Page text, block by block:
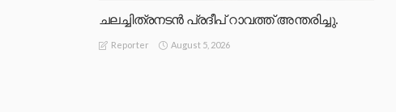
ചലച്ചിത്രനടൻ പ്രദീപ് റാവത്ത് അന്തരിച്ചു.
Reporter August 5, 2026